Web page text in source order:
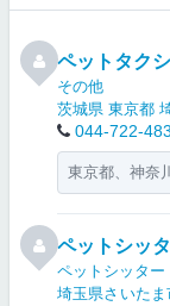
ペットタク
その他
茨城県 東京都
044-722-
東京都、神奈
ペットシッ
ペットシッター
埼玉県さいたま